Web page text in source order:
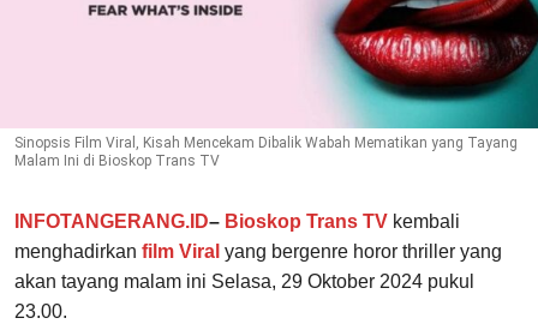
Sinopsis Film Viral, Kisah Mencekam Dibalik Wabah Mematikan yang Tayang
Malam Ini di Bioskop Trans TV
INFOTANGERANG.ID– Bioskop Trans TV kembali
menghadirkan film Viral yang bergenre horor thriller yang
akan tayang malam ini Selasa, 29 Oktober 2024 pukul
23.00.